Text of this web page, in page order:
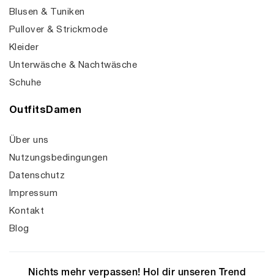
Blusen & Tuniken
Pullover & Strickmode
Kleider
Unterwäsche & Nachtwäsche
Schuhe
OutfitsDamen
Über uns
Nutzungsbedingungen
Datenschutz
Impressum
Kontakt
Blog
Nichts mehr verpassen! Hol dir unseren Trend